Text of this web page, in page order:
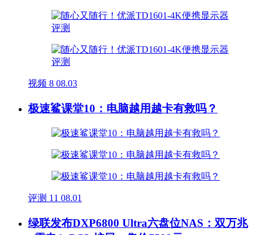
视频 8 08.03
极速鲨课堂10：电脑越用越卡有救吗？
评测 11 08.01
绿联发布DXP6800 Ultra六盘位NAS：双万兆